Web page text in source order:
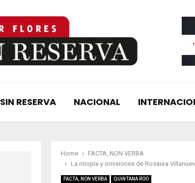
SIN RESERVA NACIONAL
Home
FACTA, NON VERBA
La miopía y omisiones de Rosaura
FACTA, NON VERBA QUINTANA ROO